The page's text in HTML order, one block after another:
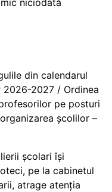
niciodată
din calendarul
2027 / Ordinea
pe posturi
școlilor –
școlari își
pe la cabinetul
atrage atenția